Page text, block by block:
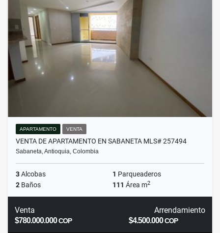
APARTAMENTO VENTA
VENTA DE APARTAMENTO EN SABANETA MLS# 257494
Sabaneta, Antioquia, Colombia
3Alcobas 1 Parqueaderos
2 Baños 111 Área m2
Venta
$780.000.000COP
Arrendamiento
$4.500.000COP